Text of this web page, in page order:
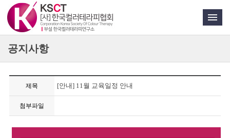
공지사항
제목 [안내] 11월 교육일정 안내
첨부파일